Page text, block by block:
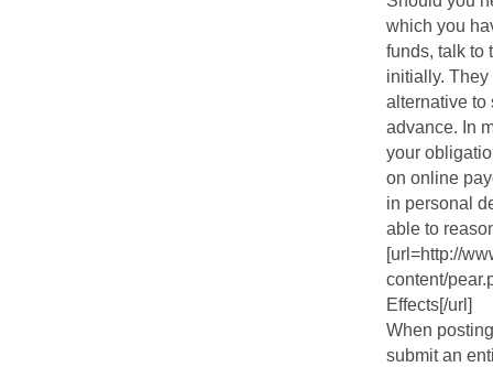
which you
funds, talk to
initially.
alternative to
advance. In
your
on online
in personal
able to
[url=http://
content/
Effects[/url]
When
submit an